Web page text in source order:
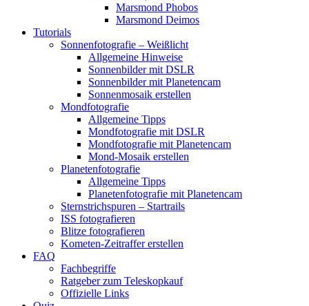
Marsmond Phobos
Marsmond Deimos
Tutorials
Sonnenfotografie – Weißlicht
Allgemeine Hinweise
Sonnenbilder mit DSLR
Sonnenbilder mit Planetencam
Sonnenmosaik erstellen
Mondfotografie
Allgemeine Tipps
Mondfotografie mit DSLR
Mondfotografie mit Planetencam
Mond-Mosaik erstellen
Planetenfotografie
Allgemeine Tipps
Planetenfotografie mit Planetencam
Sternstrichspuren – Startrails
ISS fotografieren
Blitze fotografieren
Kometen-Zeitraffer erstellen
FAQ
Fachbegriffe
Ratgeber zum Teleskopkauf
Offizielle Links